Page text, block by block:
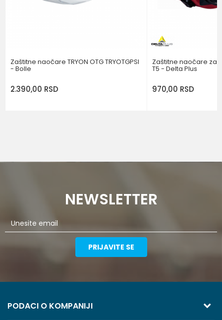
Zaštitne naočare TRYON OTG TRYOTGPSI
- Bolle
2.390,00 RSD
Zaštitne naočare za
T5 - Delta Plus
970,00 RSD
NEWSLETTER
PRIJAVITE SE
PODACI O KOMPANIJI